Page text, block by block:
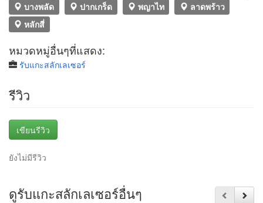
บางพลัด
ปากเกร็ด พญาไท
ลาดพร้าว
หลักสี่
หมวดหมู่อื่นๆที่แสดง:
รับแกะสลักเลเซอร์
รีวิว
เขียนรีวิว
ยังไม่มีรีวิว
ดูรับแกะสลักเลเซอร์อื่นๆ